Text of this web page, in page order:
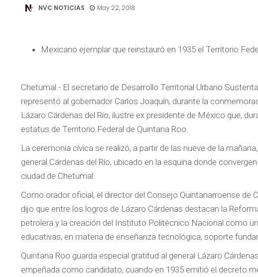
NVC NOTICIAS May 22, 2018
Mexicano ejemplar que reinstauró en 1935 el Territorio
Chetumal.- El secretario de Desarrollo Territorial Urbano
representó al gobernador Carlos Joaquín, durante la
Lázaro Cárdenas del Río, ilustre ex presidente de México que,
estatus de Territorio Federal de Quintana Roo.
La ceremonia cívica se realizó, a partir de las nueve de la
general Cárdenas del Río, ubicado en la esquina donde
ciudad de Chetumal.
Como orador oficial, el director del Consejo Quintanarroense de
dijo que entre los logros de Lázaro Cárdenas destacan la
petrolera y la creación del Instituto Politécnico Nacional como
educativas, en materia de enseñanza tecnológica, soporte
Quintana Roo guarda especial gratitud al general Lázaro
empeñada como candidato, cuando en 1935 emitió el decreto